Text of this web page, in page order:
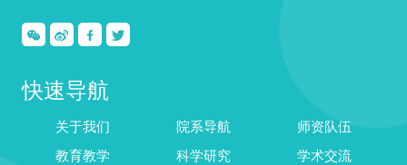
快速导航
关于我们 院系导航
师资队伍
教育教学
科学研究
学术交流